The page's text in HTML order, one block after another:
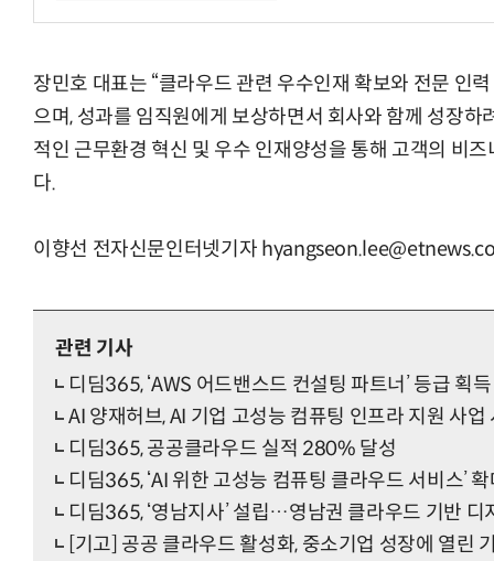
장민호 대표는 “클라우드 관련 우수인재 확보와 전문 인
으며, 성과를 임직원에게 보상하면서 회사와 함께 성장하
적인 근무환경 혁신 및 우수 인재양성을 통해 고객의 비
다.
이향선 전자신문인터넷기자
관련 기사
디딤365, ‘AWS 어드밴스드 컨설팅 파트너’ 등급 획득
AI 양재허브, AI 기업 고성능 컴퓨팅 인프라 지원 사업
디딤365, 공공클라우드 실적 280% 달성
디딤365, ‘AI 위한 고성능 컴퓨팅 클라우드 서비스’
디딤365, ‘영남지사’ 설립…영남권 클라우드 기반 디
[기고] 공공 클라우드 활성화, 중소기업 성장에 열린